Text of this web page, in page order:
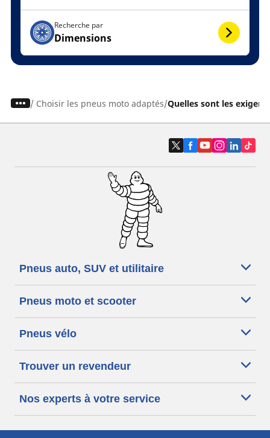
Recherche par
Dimensions
/ Choisir les pneus moto adaptés Quelles sont les
Pneus auto, SUV et utilitaire
Pneus moto et scooter
Pneus vélo
Trouver un revendeur
Nos experts à votre service